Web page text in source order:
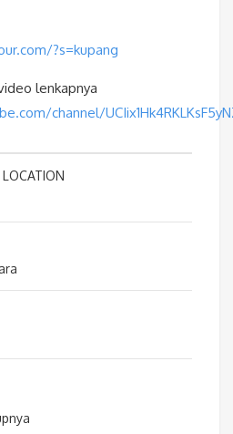
?s=kupang
lenkapnya
channel/